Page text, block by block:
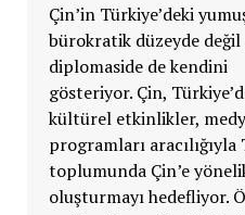
Çin’in Türkiye’deki
bürokratik düzeyde
diplomaside de kendini
gösteriyor. Çin,
kültürel etkinlikler,
programları aracılığıyla
toplumunda Çin’e
oluşturmayı hedefliyor.